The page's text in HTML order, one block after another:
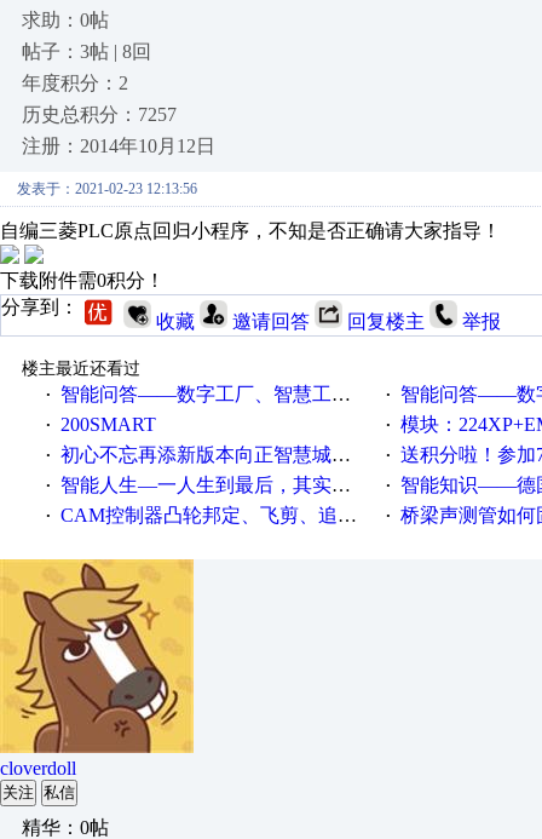
求助：0帖
帖子：3帖 | 8回
年度积分：2
历史总积分：7257
注册：2014年10月12日
发表于：2021-02-23 12:13:56
自编三菱PLC原点回归小程序，不知是否正确请大家指导！
下载附件需0积分！
分享到：
收藏 邀请回答 回复楼主 举报
楼主最近还看过
·
智能问答——数字工厂、智慧工厂和智能制造三者的区别是什么？ · 智能问答——数字化工厂与
· 200SMART · 模块：
· 初心不忘再添新版本向正智慧城市云展厅3.0版亮相 · 送积分啦！参加7月6日
· 智能人生—一人生到最后，其实拼的都是人品 · 智能知识——德国工业崛起
· CAM控制器凸轮邦定、飞剪、追剪等C功能块 · 桥梁声测管如何固
cloverdoll
关注 私信
精华：0帖